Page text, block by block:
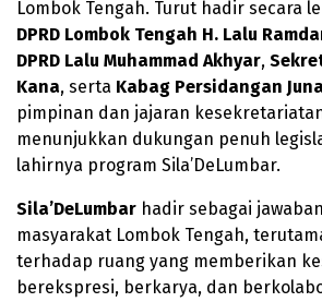
Lombok Tengah. Turut hadir secara
DPRD Lombok Tengah H. Lalu
DPRD Lalu Muhammad Akhyar,
Kana, serta Kabag Persidangan
pimpinan dan jajaran
menunjukkan dukungan penuh
lahirnya program Sila’DeLumbar.
Sila’DeLumbar hadir sebagai
masyarakat Lombok Tengah,
terhadap ruang yang memberikan
berekspresi, berkarya, dan